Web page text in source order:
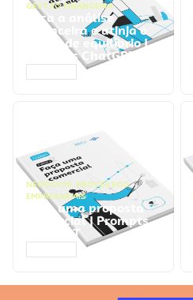
GESTÃO FINANCEIRA
Faça a análise
financeira e atinja o
ponto de equilíbrio |
Prompts ChatGPT
NEGÓCIOS, PROCESSOS
EMPRESARIAIS
Faça uma proposta
comercial | Prompts
ChatGPT